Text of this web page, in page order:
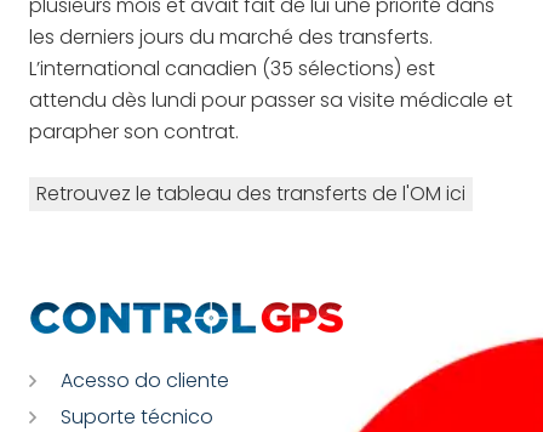
les derniers jours du marché des transferts.
L’international canadien (35 sélections) est
attendu dès lundi pour passer sa visite médicale et
parapher son contrat.
Retrouvez le tableau des transferts de l'OM ici
Acesso do cliente
Suporte técnico